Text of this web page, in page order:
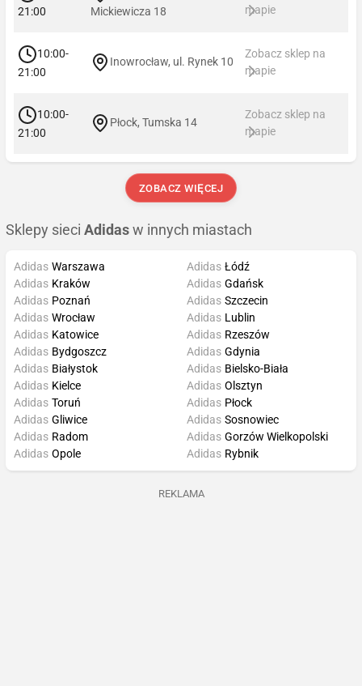
21:00 Mickiewicza 18 mapie
10:00-
21:00
Inowrocław, ul. Rynek 10
Zobacz sklep na
mapie
10:00-
21:00
Płock, Tumska 14
Zobacz sklep na
mapie
ZOBACZ WIĘCEJ
Sklepy sieci Adidas w innych miastach
Adidas Warszawa
Adidas Kraków
Adidas Poznań
Adidas Wrocław
Adidas Łódź
Adidas Gdańsk
Adidas Szczecin
Adidas Lublin
Adidas Katowice
Adidas Bydgoszcz
Adidas Białystok
Adidas Kielce
Adidas Rzeszów
Adidas Gdynia
Adidas Bielsko-Biała
Adidas Olsztyn
Adidas Toruń
Adidas Gliwice
Adidas Radom
Adidas Opole
Adidas Płock
Adidas Sosnowiec
Adidas Gorzów Wielkopolski
Adidas Rybnik
REKLAMA